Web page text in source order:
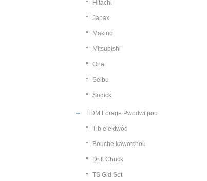
Hitachi
Japax
Makino
Mitsubishi
Ona
Seibu
Sodick
EDM Forage Pwodwi pou
Tib elektwòd
Bouche kawotchou
Drill Chuck
TS Gid Set